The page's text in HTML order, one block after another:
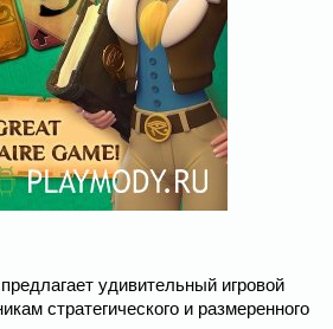
удивительный игровой
стратегического и размеренного